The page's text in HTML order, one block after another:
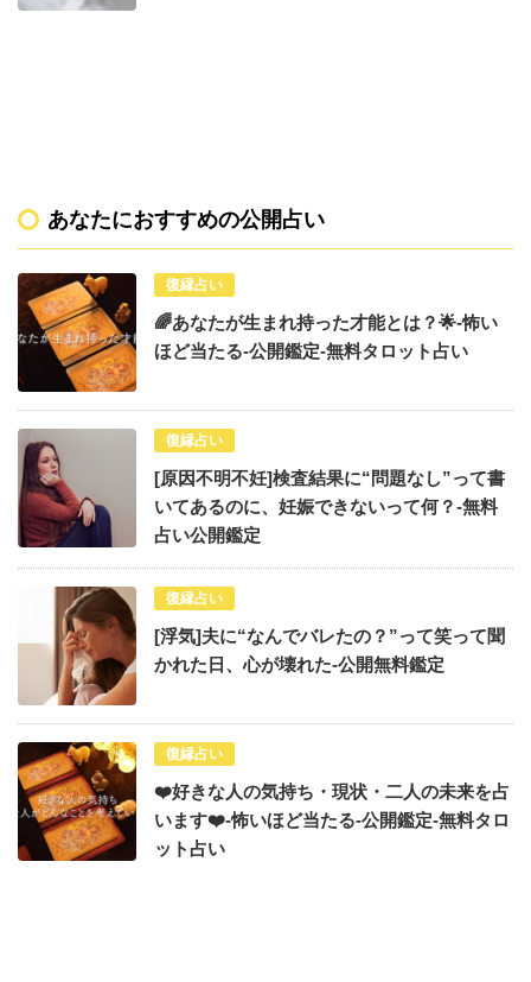
あなたにおすすめの公開占い
復縁占い
🌈あなたが生まれ持った才能とは？🌟-怖い
ほど当たる-公開鑑定-無料タロット占い
復縁占い
[原因不明不妊]検査結果に“問題なし”って書
いてあるのに、妊娠できないって何？-無料
占い公開鑑定
復縁占い
[浮気]夫に“なんでバレたの？”って笑って聞
かれた日、心が壊れた-公開無料鑑定
復縁占い
❤️好きな人の気持ち・現状・二人の未来を占
います❤️-怖いほど当たる-公開鑑定-無料タロ
ット占い